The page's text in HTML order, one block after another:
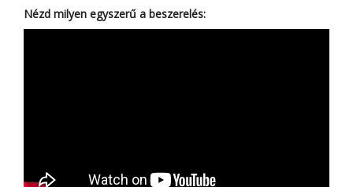
Nézd milyen egyszerű a beszerelés: